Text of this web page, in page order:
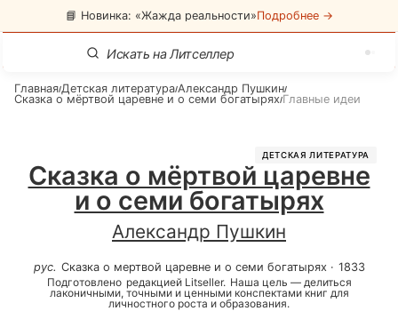
📘 Новинка: «Жажда реальности»Подробнее →
Главная/Детская литература/Александр Пушкин/
Сказка о мёртвой царевне и о семи богатырях/Главные идеи
ДЕТСКАЯ ЛИТЕРАТУРА
Сказка о мёртвой царевне
и о семи богатырях
Александр Пушкин
рус. Сказка о мертвой царевне и о семи богатырях · 1833
Подготовлено редакцией Litseller. Наша цель — делиться
лаконичными, точными и ценными конспектами книг для
личностного роста и образования.